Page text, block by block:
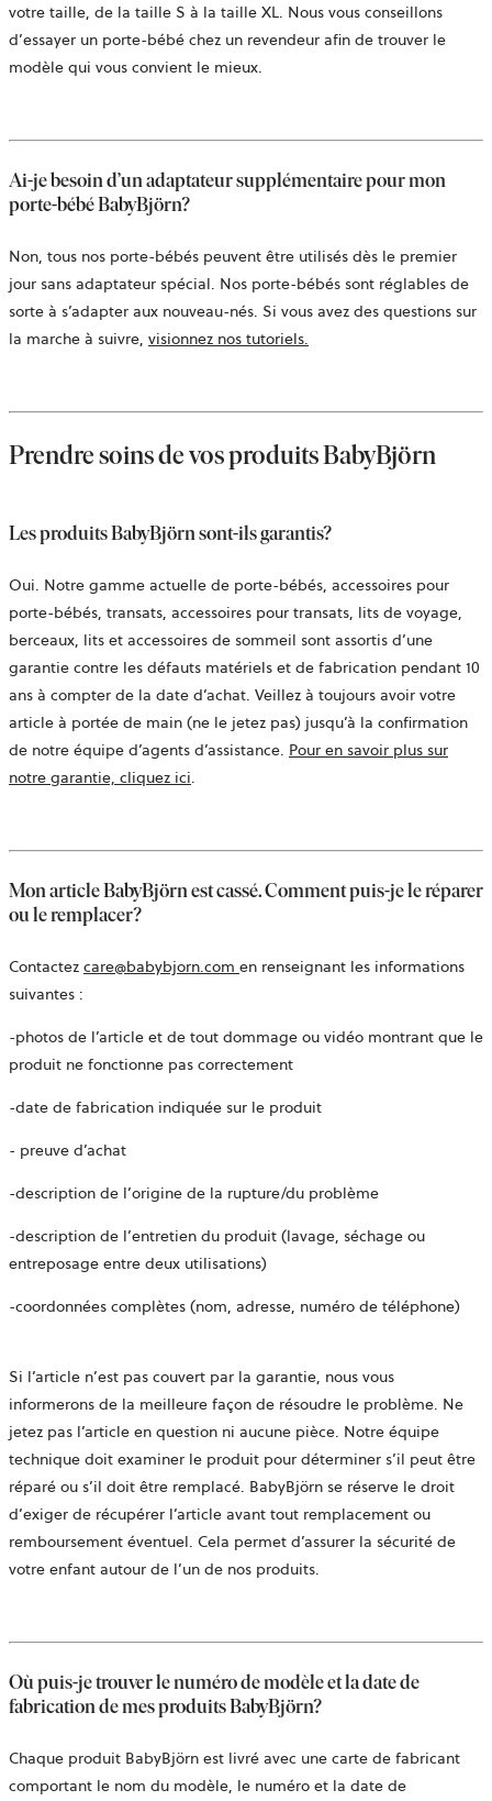
votre taille, de la taille S à la taille XL. Nous vous conseillons
d’essayer un porte-bébé chez un revendeur afin de trouver le
modèle qui vous convient le mieux.
Ai-je besoin d’un adaptateur supplémentaire pour mon
porte-bébé BabyBjörn?
Non, tous nos porte-bébés peuvent être utilisés dès le premier
jour sans adaptateur spécial. Nos porte-bébés sont réglables de
sorte à s’adapter aux nouveau-nés. Si vous avez des questions sur
la marche à suivre, visionnez nos tutoriels.
Prendre soins de vos produits BabyBjörn
Les produits BabyBjörn sont-ils garantis?
Oui. Notre gamme actuelle de porte-bébés, accessoires pour
porte-bébés, transats, accessoires pour transats, lits de voyage,
berceaux, lits et accessoires de sommeil sont assortis d’une
garantie contre les défauts matériels et de fabrication pendant 10
ans à compter de la date d’achat. Veillez à toujours avoir votre
article à portée de main (ne le jetez pas) jusqu’à la confirmation
de notre équipe d’agents d’assistance. Pour en savoir plus sur
notre garantie, cliquez ici.
Mon article BabyBjörn est cassé. Comment puis-je le réparer
ou le remplacer?
Contactez care@babybjorn.com ouvre
nouvel
onglet
en renseignant les informations
suivantes :
-photos de l’article et de tout dommage ou vidéo montrant que le
produit ne fonctionne pas correctement
-date de fabrication indiquée sur le produit
- preuve d’achat
-description de l’origine de la rupture/du problème
-description de l’entretien du produit (lavage, séchage ou
entreposage entre deux utilisations)
-coordonnées complètes (nom, adresse, numéro de téléphone)
Si l’article n’est pas couvert par la garantie, nous vous
informerons de la meilleure façon de résoudre le problème. Ne
jetez pas l’article en question ni aucune pièce. Notre équipe
technique doit examiner le produit pour déterminer s’il peut être
réparé ou s’il doit être remplacé. BabyBjörn se réserve le droit
d’exiger de récupérer l’article avant tout remplacement ou
remboursement éventuel. Cela permet d’assurer la sécurité de
votre enfant autour de l’un de nos produits.
Où puis-je trouver le numéro de modèle et la date de
fabrication de mes produits BabyBjörn?
Chaque produit BabyBjörn est livré avec une carte de fabricant
comportant le nom du modèle, le numéro et la date de